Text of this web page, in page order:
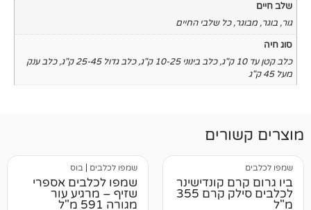
כל שלבי החיים
כלב בינוני 10-25 ק"ג ,כלב גדול 25-45 ק"ג ,כלב ענק
קונדישינר
לכלבים סילק קרם 355
שמפו לכלבים אספרי
שזיף – מרגיע עור